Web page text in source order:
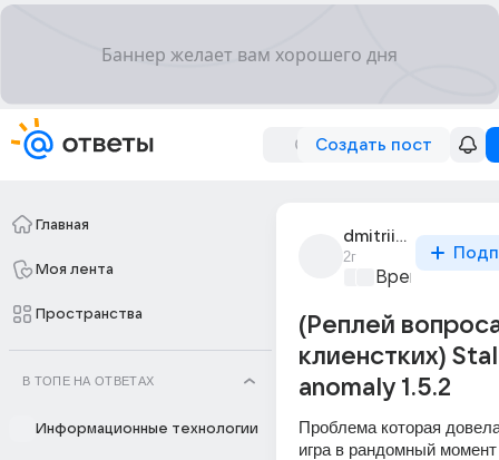
Создать пост
Главная
Моя лента
Пространства
В ТОПЕ НА ОТВЕТАХ
Информационные технологии
dmitrii_gadalin_8
2г
Время игр
(Реплей
клиенстких)
anomaly 1.5.2
Проблема которая
игра в рандомный